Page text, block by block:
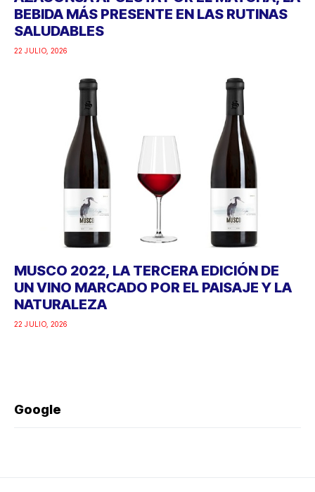
BEBIDA MÁS PRESENTE EN LAS RUTINAS
SALUDABLES
22 JULIO, 2026
MUSCO 2022, LA TERCERA EDICIÓN DE
UN VINO MARCADO POR EL PAISAJE Y LA
NATURALEZA
22 JULIO, 2026
Google